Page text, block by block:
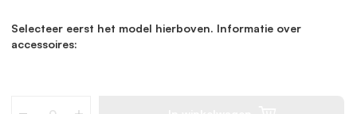
Selecteer eerst het model hierboven. Informatie over
accessoires: